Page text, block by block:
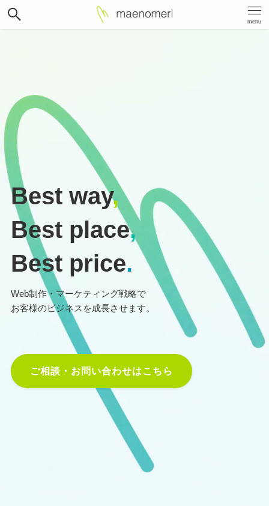
menu
Best way,
Best place,
Best price.
Web制作・マーケティング戦略で
お客様のビジネスを成長させます。
ご相談・お問い合わせはこちら